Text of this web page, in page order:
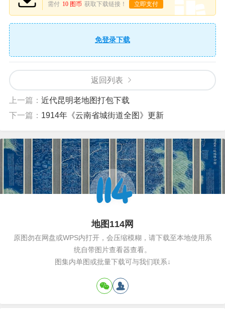
需付 10 图币 获取下载链接！ 立即支付
免登录下载
返回列表
上一篇： 近代昆明老地图打包下载
下一篇： 1914年《云南省城街道全图》更新
地图114网
原图勿在网盘或WPS内打开，会压缩模糊，请下载至本地使用系
统自带图片查看器查看。
图集内单图或批量下载可与我们联系↓